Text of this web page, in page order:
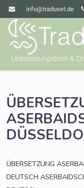
info@traduset.de
ÜBERSETZUNG
DEUTSCH